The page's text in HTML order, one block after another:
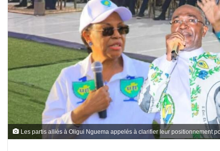
Les partis alliés à Oligui Nguema appelés à clarifier leur positionnement